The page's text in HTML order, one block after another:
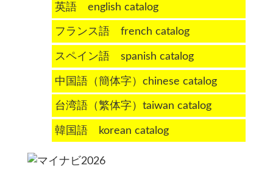
英語 english catalog
フランス語 french catalog
スペイン語 spanish catalog
中国語（簡体字）chinese catalog
台湾語（繁体字）taiwan catalog
韓国語 korean catalog